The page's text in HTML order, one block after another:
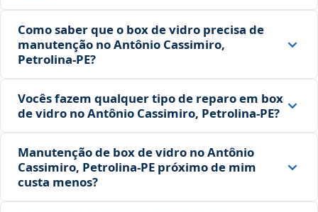
Como saber que o box de vidro precisa de
manutenção no Antônio Cassimiro,
Petrolina‑PE?
Vocês fazem qualquer tipo de reparo em box
de vidro no Antônio Cassimiro, Petrolina‑PE?
Manutenção de box de vidro no Antônio
Cassimiro, Petrolina‑PE próximo de mim
custa menos?